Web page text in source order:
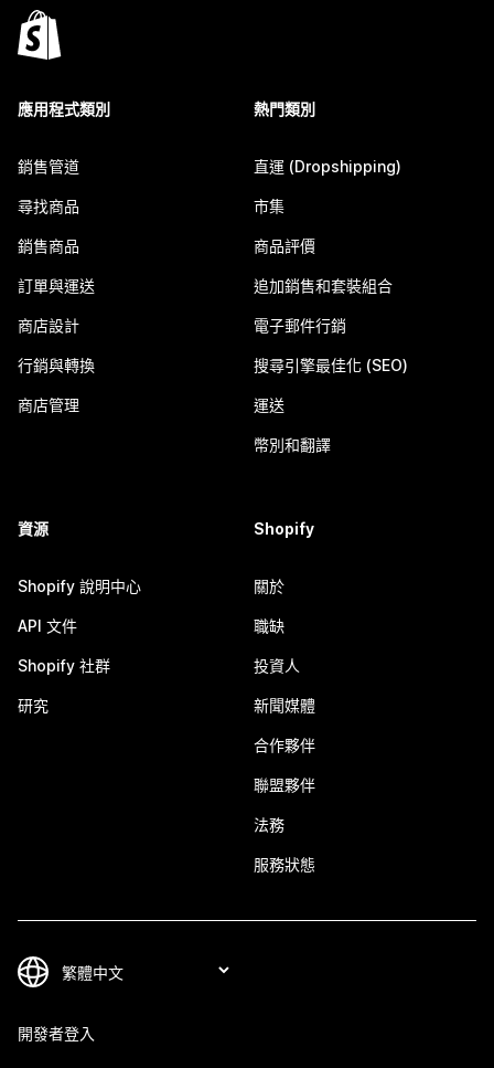
應用程式類別
銷售管道
尋找商品
銷售商品
訂單與運送
商店設計
行銷與轉換
商店管理
熱門類別
直運 (Dropshipping)
市集
商品評價
追加銷售和套裝組合
電子郵件行銷
搜尋引擎最佳化 (SEO)
運送
幣別和翻譯
資源
Shopify 說明中心
API 文件
Shopify 社群
研究
Shopify
關於
職缺
投資人
新聞媒體
合作夥伴
聯盟夥伴
法務
服務狀態
開發者登入